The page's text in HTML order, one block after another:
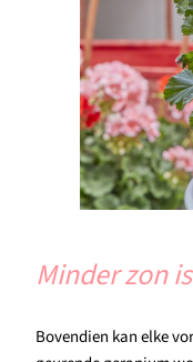
Minder zon
Bovendien kan elke